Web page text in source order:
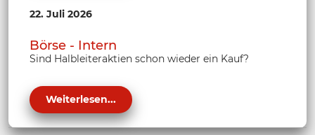
22. Juli 2026
Börse - Intern
Sind Halbleiteraktien schon wieder ein Kauf?
Weiterlesen...